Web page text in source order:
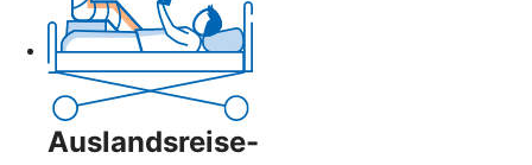
Auslandsreise-